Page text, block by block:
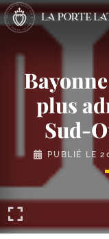
plus
Sud-​
PUBLIÉ LE